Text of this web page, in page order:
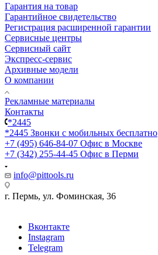
Гарантия на товар
Гарантийное свидетельство
Регистрация расширенной гарантии
Сервисные центры
Сервисный сайт
Экспресс-сервис
Архивные модели
О компании
Рекламные материалы
Контакты
*2445
*2445 Звонки с мобильных бесплатно
+7 (495) 646-84-07 Офис в Москве
+7 (342) 255-44-45 Офис в Перми
info@pittools.ru
г. Пермь, ул. Фоминская, 36
Вконтакте
Instagram
Telegram